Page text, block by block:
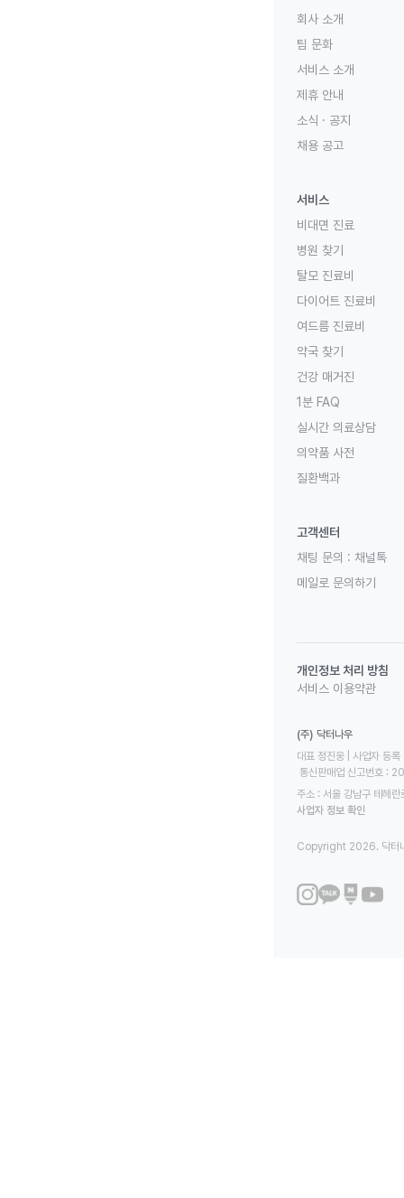
회사 소개
팀 문화
서비스 소개
제휴 안내
소식 · 공지
채용 공고
서비스
비대면 진료
병원 찾기
탈모 진료비
다이어트 진료비
여드름 진료비
약국 찾기
건강 매거진
1분 FAQ
실시간 의료상담
의약품 사전
질환백과
고객센터
채팅 문의 : 채널톡
메일로 문의하기
개인정보 처리 방침
서비스 이용약관
(주) 닥터나우
대표 정진웅 | 사업자
통신판매업 신고번호
주소 : 서울 강남구 테헤
사업자 정보 확인
Copyright 2026. 닥터